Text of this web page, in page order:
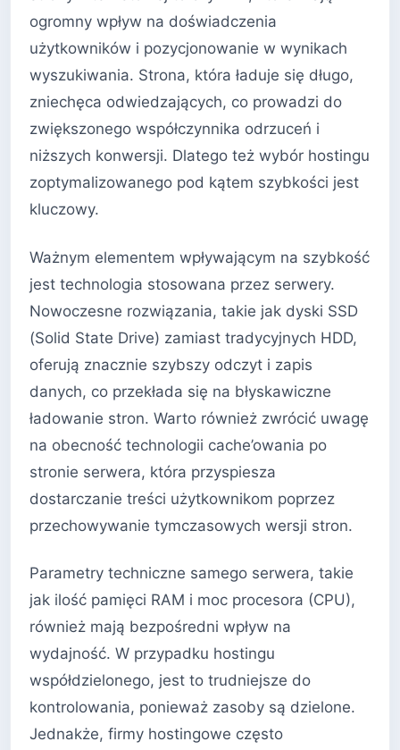
ogromny wpływ na doświadczenia
użytkowników i pozycjonowanie w wynikach
wyszukiwania. Strona, która ładuje się długo,
zniechęca odwiedzających, co prowadzi do
zwiększonego współczynnika odrzuceń i
niższych konwersji. Dlatego też wybór hostingu
zoptymalizowanego pod kątem szybkości jest
kluczowy.
Ważnym elementem wpływającym na szybkość
jest technologia stosowana przez serwery.
Nowoczesne rozwiązania, takie jak dyski SSD
(Solid State Drive) zamiast tradycyjnych HDD,
oferują znacznie szybszy odczyt i zapis
danych, co przekłada się na błyskawiczne
ładowanie stron. Warto również zwrócić uwagę
na obecność technologii cache’owania po
stronie serwera, która przyspiesza
dostarczanie treści użytkownikom poprzez
przechowywanie tymczasowych wersji stron.
Parametry techniczne samego serwera, takie
jak ilość pamięci RAM i moc procesora (CPU),
również mają bezpośredni wpływ na
wydajność. W przypadku hostingu
współdzielonego, jest to trudniejsze do
kontrolowania, ponieważ zasoby są dzielone.
Jednakże, firmy hostingowe często